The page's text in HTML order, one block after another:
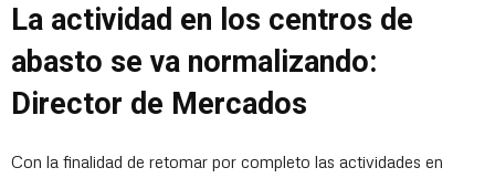
La actividad en los centros de
abasto se va normalizando:
Director de Mercados
Con la finalidad de retomar por completo las actividades en